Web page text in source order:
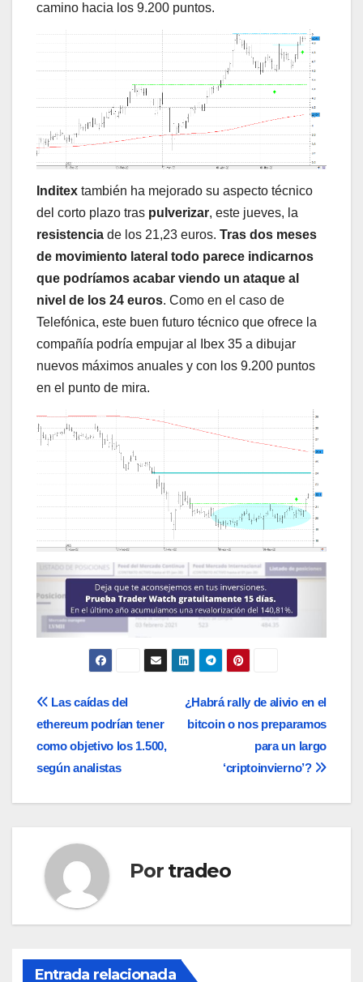
camino hacia los 9.200 puntos.
Inditex también ha mejorado su aspecto técnico
del corto plazo tras pulverizar, este jueves, la
resistencia de los 21,23 euros. Tras dos meses
de movimiento lateral todo parece indicarnos
que podríamos acabar viendo un ataque al
nivel de los 24 euros. Como en el caso de
Telefónica, este buen futuro técnico que ofrece la
compañía podría empujar al Ibex 35 a dibujar
nuevos máximos anuales y con los 9.200 puntos
en el punto de mira.
Navegación
de
entradas
¿Habrá rally de alivio en el
bitcoin o nos preparamos
para un largo
‘criptoinvierno’?
Las caídas del
ethereum podrían tener
como objetivo los 1.500,
según analistas
Por tradeo
Entrada relacionada